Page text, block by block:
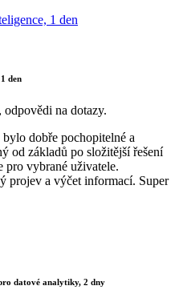
1 den
den
odpovědi na dotazy.
dobře pochopitelné a
od základů po složitější řešení
pro vybrané uživatele.
projev a výčet informací. Super
datové analytiky, 2 dny